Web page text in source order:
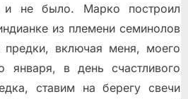
и не было. Марко построил
из племени семинолов
включая меня, моего
января, в день счастливого
ставим на берегу свечи